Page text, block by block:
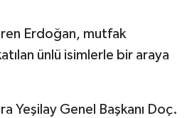
Erdoğan, mutfak
ünlü isimlerle bir araya
Yeşilay Genel Başkanı Doç.